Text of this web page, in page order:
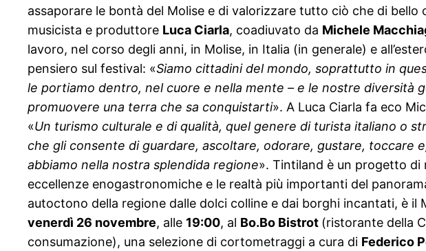
assaporare le bontà del Molise e di valorizzare tutto ciò che di
musicista e produttore Luca Ciarla, coadiuvato da Michele
lavoro, nel corso degli anni, in Molise, in Italia (in generale) e
pensiero sul festival: «Siamo cittadini del mondo, soprattutto in
le portiamo dentro, nel cuore e nella mente – e le nostre diversità
promuovere una terra che sa conquistarti». A Luca Ciarla fa eco
«Un turismo culturale e di qualità, quel genere di turista italiano o
che gli consente di guardare, ascoltare, odorare, gustare, toccare
abbiamo nella nostra splendida regione». Tintiland è un progetto
eccellenze enogastronomiche e le realtà più importanti del
autoctono della regione dalle dolci colline e dai borghi incantati, è il
venerdì 26 novembre, alle 19:00, al Bo.Bo Bistrot (ristorante della
consumazione), una selezione di cortometraggi a cura di Federico